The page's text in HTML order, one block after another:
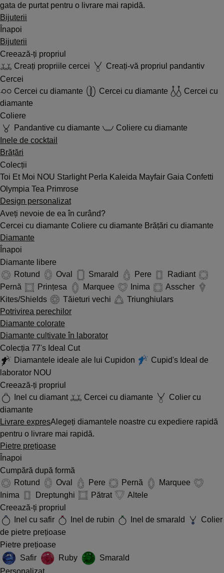
gata de purtat pentru o livrare mai rapidă.
Bijuterii
Înapoi
Bijuterii
Creează-ți propriul
Creați propriile cercei
Creați-vă propriul pandantiv
Cercei
Cercei cu diamante
Cercei cu diamante
Cercei cu
diamante
Coliere
Pandantive cu diamante
Coliere cu diamante
Inele de cocktail
Brățări
Colecții
Toi Et Moi NOU Starlight Perla Kaleida Mayfair Gaia Confetti
Olympia Tea Primrose
Design personalizat
Aveți nevoie de ea în curând?
Cercei cu diamante Coliere cu diamante Brățări cu diamante
Diamante
Înapoi
Diamante libere
Rotund
Oval Smarald Pere
Radiant
Pernă
Prințesa Marquee Inima
Asscher
Kites/Shields
Tăieturi vechi
Triunghiulars
Potrivirea perechilor
Diamante colorate
Diamante cultivate în laborator
Colecția 77's Ideal Cut
Diamantele ideale ale lui Cupidon
Cupid's Ideal de
laborator NOU
Creează-ți propriul
Inel cu diamant
Cercei cu diamante
Colier cu
diamante
Livrare expresAlegeți diamantele noastre cu expediere rapidă
pentru o livrare mai rapidă.
Pietre prețioase
Înapoi
Cumpără după formă
Rotund
Oval Pere Pernă
Marquee
Inima
Dreptunghi Pătrat
Altele
Creează-ți propriul
Inel cu safir
Inel de rubin Inel de smarald
Colier
de pietre prețioase
Pietre prețioase
Safir
Ruby
Smarald